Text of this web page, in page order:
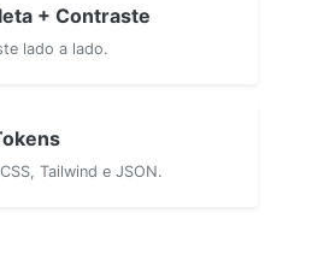
+ Contraste
lado a lado.
Tailwind e JSON.